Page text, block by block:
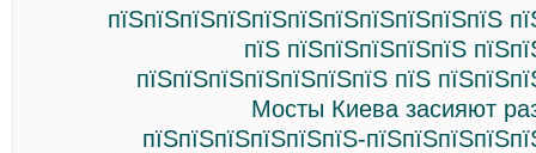
пїЅпїЅпїЅпїЅпїЅпїЅпїЅпїЅпїЅпїЅпїЅ
пїЅ пїЅпїЅпїЅпїЅпїЅ
пїЅпїЅпїЅпїЅпїЅпїЅпїЅ пїЅ
Мосты Киева засияют
пїЅпїЅпїЅпїЅпїЅпїЅ-